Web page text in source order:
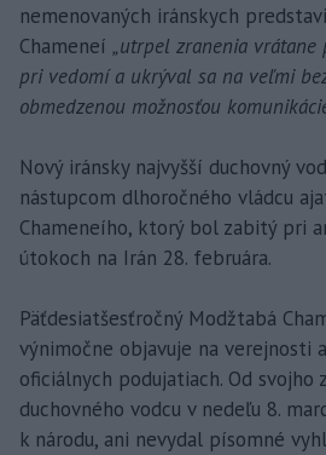
nemenovaných iránskych
Chameneí „utrpel zranenia vrátane
pri vedomí a ukrýval sa na veľmi
obmedzenou možnosťou
Nový iránsky najvyšší duchovný
nástupcom dlhoročného vládcu
Chameneího, ktorý bol zabitý pri
útokoch na Irán 28. februára.
Päťdesiatšesťročný Modžtabá
výnimočne objavuje na verejnosti
oficiálnych podujatiach. Od svojho
duchovného vodcu v nedeľu 8.
k národu, ani nevydal písomné